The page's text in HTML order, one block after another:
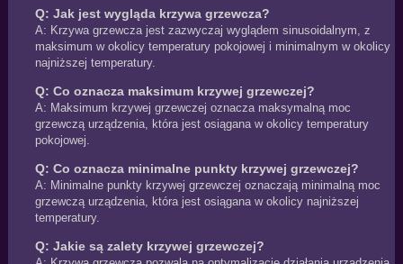
Q: Jak jest wygląda krzywa grzewcza?
A: Krzywa grzewcza jest zazwyczaj wyglądem sinusoidalnym, z
maksimum w okolicy temperatury pokojowej i minimalnym w okolicy
najniższej temperatury.
Q: Co oznacza maksimum krzywej grzewczej?
A: Maksimum krzywej grzewczej oznacza maksymalną moc
grzewczą urządzenia, która jest osiągana w okolicy temperatury
pokojowej.
Q: Co oznacza minimalne punkty krzywej grzewczej?
A: Minimalne punkty krzywej grzewczej oznaczają minimalną moc
grzewczą urządzenia, która jest osiągana w okolicy najniższej
temperatury.
Q: Jakie są zalety krzywej grzewczej?